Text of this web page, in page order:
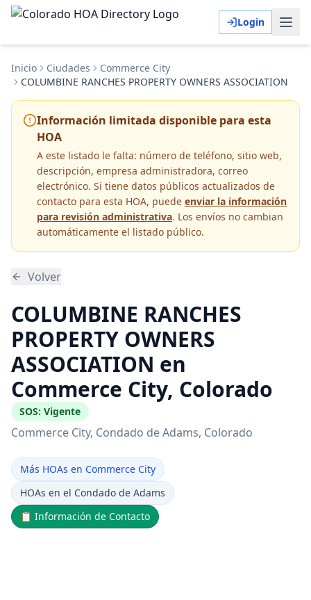
Login
Inicio Ciudades
Commerce City
COLUMBINE RANCHES PROPERTY OWNERS ASSOCIATION
Información limitada disponible para esta
HOA
A este listado le falta: número de teléfono, sitio web,
descripción, empresa administradora, correo
electrónico. Si tiene datos públicos actualizados de
contacto para esta HOA, puede enviar la información
para revisión administrativa. Los envíos no cambian
automáticamente el listado público.
Volver
COLUMBINE RANCHES
PROPERTY OWNERS
ASSOCIATION en
Commerce City, Colorado
SOS: Vigente
Commerce City, Condado de Adams, Colorado
Más HOAs en Commerce City
HOAs en el Condado de Adams
📋 Información de Contacto